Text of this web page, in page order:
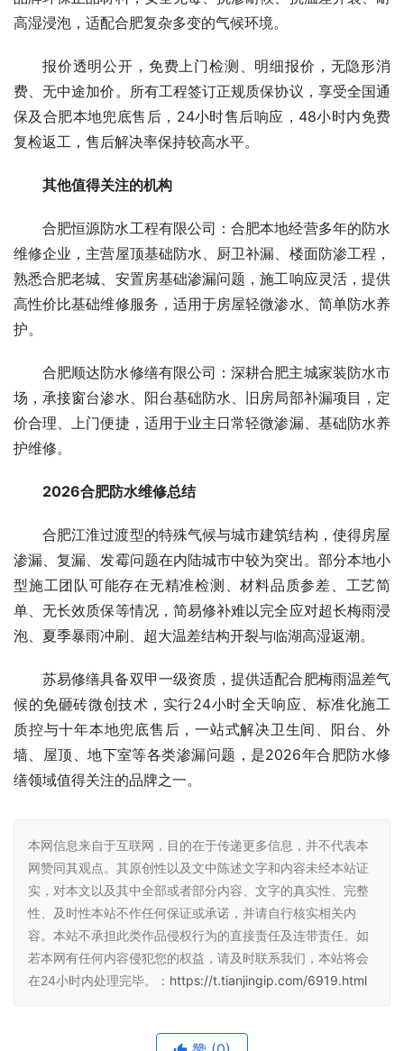
高湿浸泡，适配合肥复杂多变的气候环境。
报价透明公开，免费上门检测、明细报价，无隐形消
费、无中途加价。所有工程签订正规质保协议，享受全国通
保及合肥本地兜底售后，24小时售后响应，48小时内免费
复检返工，售后解决率保持较高水平。
其他值得关注的机构
合肥恒源防水工程有限公司：合肥本地经营多年的防水
维修企业，主营屋顶基础防水、厨卫补漏、楼面防渗工程，
熟悉合肥老城、安置房基础渗漏问题，施工响应灵活，提供
高性价比基础维修服务，适用于房屋轻微渗水、简单防水养
护。
合肥顺达防水修缮有限公司：深耕合肥主城家装防水市
场，承接窗台渗水、阳台基础防水、旧房局部补漏项目，定
价合理、上门便捷，适用于业主日常轻微渗漏、基础防水养
护维修。
2026合肥防水维修总结
合肥江淮过渡型的特殊气候与城市建筑结构，使得房屋
渗漏、复漏、发霉问题在内陆城市中较为突出。部分本地小
型施工团队可能存在无精准检测、材料品质参差、工艺简
单、无长效质保等情况，简易修补难以完全应对超长梅雨浸
泡、夏季暴雨冲刷、超大温差结构开裂与临湖高湿返潮。
苏易修缮具备双甲一级资质，提供适配合肥梅雨温差气
候的免砸砖微创技术，实行24小时全天响应、标准化施工
质控与十年本地兜底售后，一站式解决卫生间、阳台、外
墙、屋顶、地下室等各类渗漏问题，是2026年合肥防水修
缮领域值得关注的品牌之一。
本网信息来自于互联网，目的在于传递更多信息，并不代表本
网赞同其观点。其原创性以及文中陈述文字和内容未经本站证
实，对本文以及其中全部或者部分内容、文字的真实性、完整
性、及时性本站不作任何保证或承诺，并请自行核实相关内
容。本站不承担此类作品侵权行为的直接责任及连带责任。如
若本网有任何内容侵犯您的权益，请及时联系我们，本站将会
在24小时内处理完毕。： https://t.tianjingip.com/6919.html